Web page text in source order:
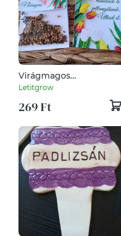
Virágmagos
csomagocska NŐNAPRA,
piros-sárga tulipános
mintával
Letitgrow
269 Ft